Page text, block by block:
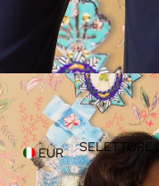
EUR SELETTORE